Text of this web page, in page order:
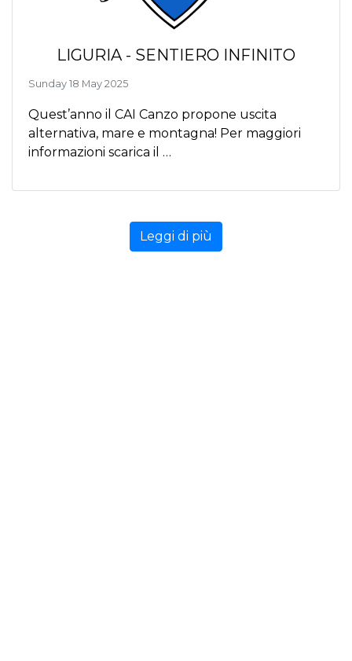
LIGURIA - SENTIERO INFINITO
Sunday 18 May 2025
Q uest’anno il CAI Canzo propone uscita
alternativa, mare e montagna! Per maggiori
informazioni scarica il …
Leggi di più